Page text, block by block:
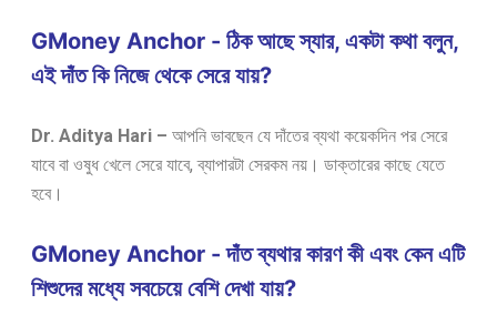
GMoney Anchor - ঠিক আছে স্যার, একটা কথা বলুন,
এই দাঁত কি নিজে থেকে সেরে যায়?
Dr. Aditya Hari – আপনি ভাবছেন যে দাঁতের ব্যথা কয়েকদিন পর সেরে
যাবে বা ওষুধ খেলে সেরে যাবে, ব্যাপারটা সেরকম নয়। ডাক্তারের কাছে যেতে
হবে।
GMoney Anchor - দাঁত ব্যথার কারণ কী এবং কেন এটি
শিশুদের মধ্যে সবচেয়ে বেশি দেখা যায়?